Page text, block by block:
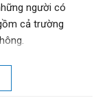
người có
cả trường
bệnh tim